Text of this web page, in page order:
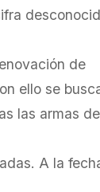
de
ello se
las armas de
A la